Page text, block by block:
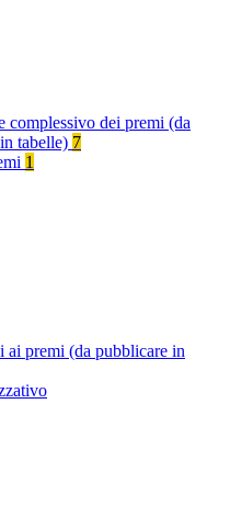
complessivo dei premi (da
tabelle) 7
1
ai premi (da pubblicare in